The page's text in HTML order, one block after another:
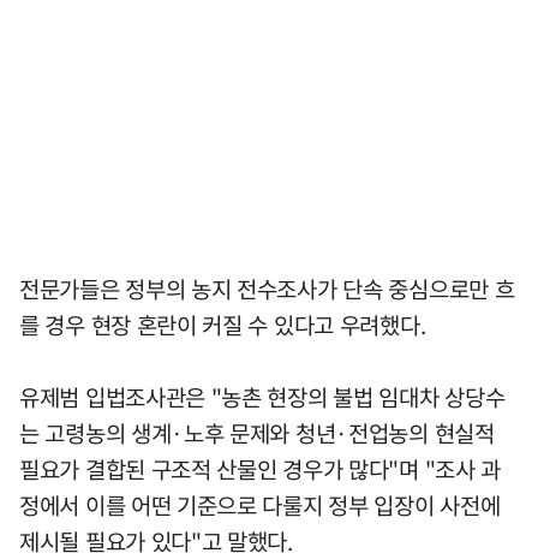
전문가들은 정부의 농지 전수조사가 단속 중심으로만 흐
를 경우 현장 혼란이 커질 수 있다고 우려했다.
유제범 입법조사관은 "농촌 현장의 불법 임대차 상당수
는 고령농의 생계·노후 문제와 청년·전업농의 현실적
필요가 결합된 구조적 산물인 경우가 많다"며 "조사 과
정에서 이를 어떤 기준으로 다룰지 정부 입장이 사전에
제시될 필요가 있다"고 말했다.